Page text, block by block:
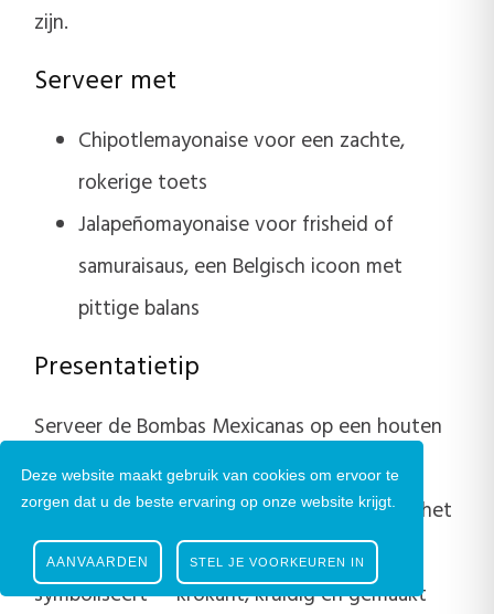
Deze website maakt gebruik van cookies om ervoor te
zorgen dat u de beste ervaring op onze website krijgt.
STEL JE VOORKEUREN IN
AANVAARDEN
zijn.
Serveer met
Chipotlemayonaise voor een zachte,
rokerige toets
Jalapeñomayonaise voor frisheid of
samuraisaus, een Belgisch icoon met
pittige balans
Presentatietip
Serveer de Bombas Mexicanas op een houten
plank met kleine sauskommetjes en verse
korianderblaadjes. Een gerecht dat perfect het
culinaire huwelijk tussen België en Mexico
symboliseert — krokant, kruidig en gemaakt